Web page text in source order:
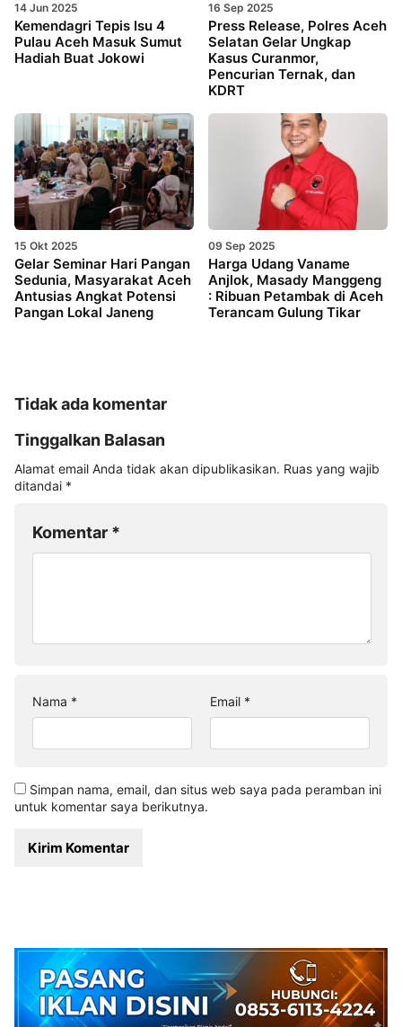
14 Jun 2025
Kemendagri Tepis Isu 4
Pulau Aceh Masuk Sumut
Hadiah Buat Jokowi
16 Sep 2025
Press Release, Polres Aceh
Selatan Gelar Ungkap
Kasus Curanmor,
Pencurian Ternak, dan
KDRT
15 Okt 2025
Gelar Seminar Hari Pangan
Sedunia, Masyarakat Aceh
Antusias Angkat Potensi
Pangan Lokal Janeng
09 Sep 2025
Harga Udang Vaname
Anjlok, Masady Manggeng
: Ribuan Petambak di Aceh
Terancam Gulung Tikar
Tidak ada komentar
Tinggalkan Balasan
Alamat email Anda tidak akan dipublikasikan. Ruas yang wajib
ditandai *
Komentar *
Nama * Email *
Simpan nama, email, dan situs web saya pada peramban ini
untuk komentar saya berikutnya.